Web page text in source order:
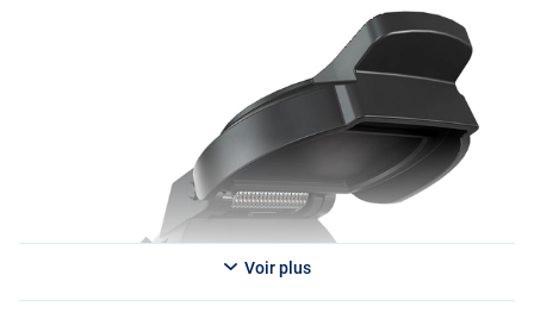
faire confiance à ton électronique, même dans des conditions
Voir plus